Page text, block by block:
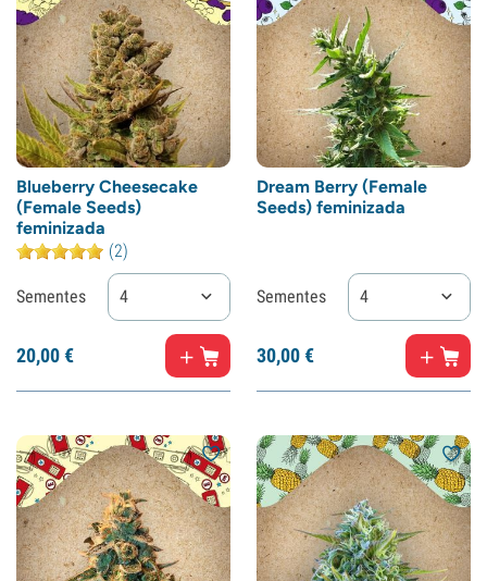
Blueberry Cheesecake
(Female Seeds)
feminizada
(2)
Sementes 4
20,00€
Dream Berry (Female
Seeds) feminizada
Sementes 4
30,00€